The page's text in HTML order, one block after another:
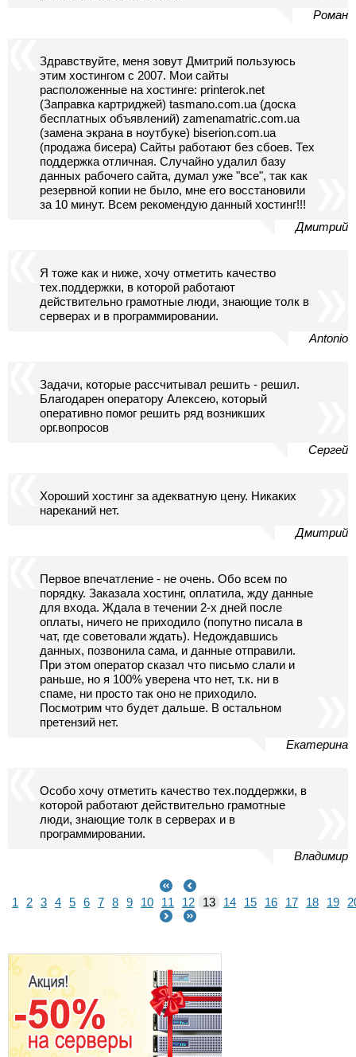
Роман
Здравствуйте, меня зовут Дмитрий пользуюсь
этим хостингом с 2007. Мои сайты
расположенные на хостинге: printerok.net
(Заправка картриджей) tasmano.com.ua (доска
бесплатных объявлений) zamenamatric.com.ua
(замена экрана в ноутбуке) biserion.com.ua
(продажа бисера) Сайты работают без сбоев. Тех
поддержка отличная. Случайно удалил базу
данных рабочего сайта, думал уже "все", так как
резервной копии не было, мне его восстановили
за 10 минут. Всем рекомендую данный хостинг!!!
Дмитрий
Я тоже как и ниже, хочу отметить качество
тех.поддержки, в которой работают
действительно грамотные люди, знающие толк в
серверах и в программировании.
Antonio
Задачи, которые рассчитывал решить - решил.
Благодарен оператору Алексею, который
оперативно помог решить ряд возникших
орг.вопросов
Сергей
Хороший хостинг за адекватную цену. Никаких
нареканий нет.
Дмитрий
Первое впечатление - не очень. Обо всем по
порядку. Заказала хостинг, оплатила, жду данные
для входа. Ждала в течении 2-х дней после
оплаты, ничего не приходило (попутно писала в
чат, где советовали ждать). Недождавшись
данных, позвонила сама, и данные отправили.
При этом оператор сказал что письмо слали и
раньше, но я 100% уверена что нет, т.к. ни в
спаме, ни просто так оно не приходило.
Посмотрим что будет дальше. В остальном
претензий нет.
Екатерина
Особо хочу отметить качество тех.поддержки, в
которой работают действительно грамотные
люди, знающие толк в серверах и в
программировании.
Владимир
1 2 3 4 5 6 7 8 9 10 11 12 13 14 15 16 17 18 19